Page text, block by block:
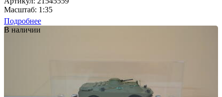
Масштаб: 1:35
Подробнее
В наличии